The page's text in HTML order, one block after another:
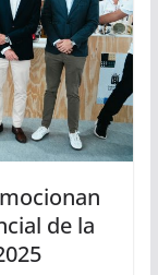
de la